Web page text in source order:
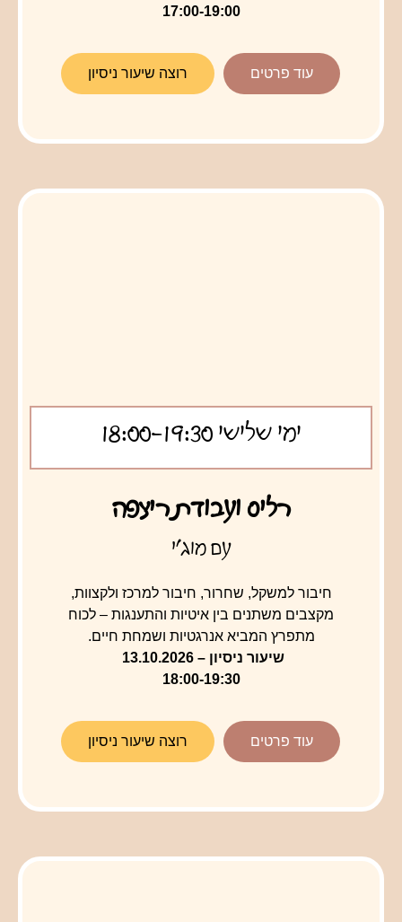
17:00-19:00
עוד פרטים רוצה שיעור ניסיון
ימי שלישי18:00-19:30
רליס ועבודת ריצפה
עם מוג'י
חיבור למשקל, שחרור, חיבור למרכז ולקצוות,
מקצבים משתנים בין איטיות והתענגות – לכוח
מתפרץ המביא אנרגטיות ושמחת חיים.
שיעור ניסיון – 13.10.2026
18:00-19:30
עוד פרטים רוצה שיעור ניסיון